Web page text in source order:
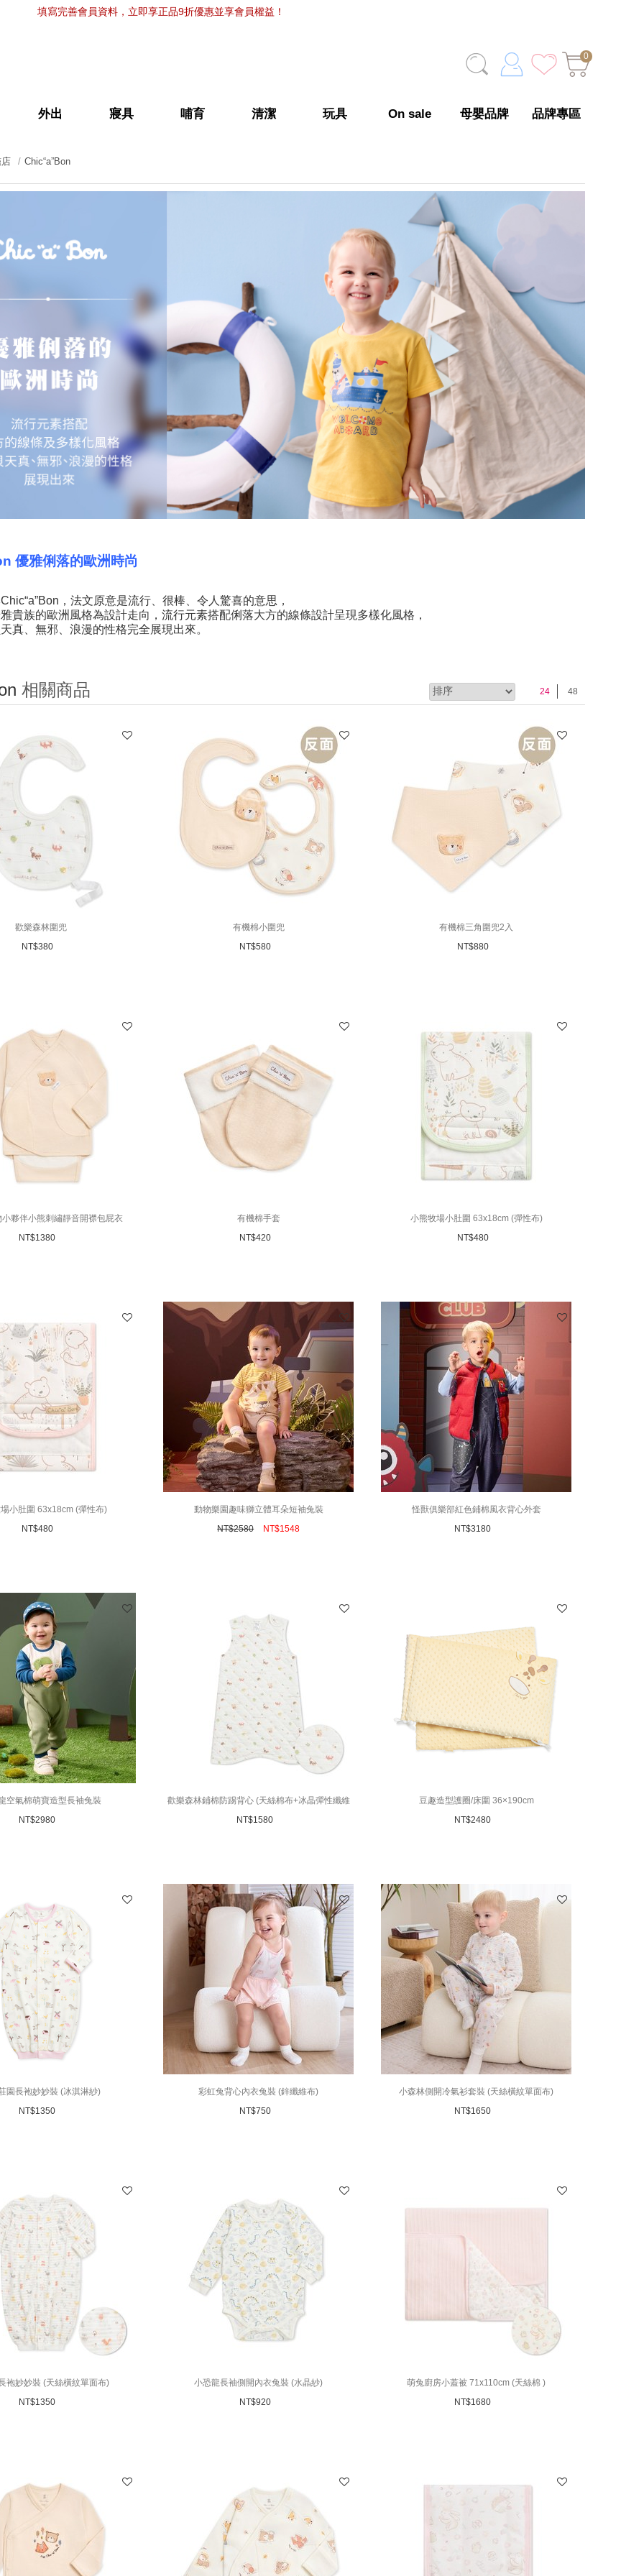
填寫完善會員資料，立即享正品9折優惠並享會員權益！
0
外出 寢具 哺育 清潔 玩具 On sale 母嬰品牌 品牌專區
Chic“a”Bon
優雅俐落的歐洲時尚
，法文原意是流行、很棒、令人驚喜的意思，
貴族的歐洲風格為設計走向，流行元素搭配俐落大方的線條設計呈現多樣化風格，
真、無邪、浪漫的性格完全展現出來。
相關商品 24 48
歡樂森林圍兜
NT$380
有機棉小圍兜
NT$580
有機棉三角圍兜2入
NT$880
夥伴小熊刺繡靜音開襟包屁衣
NT$1380
有機棉手套
NT$420
小熊牧場小肚圍 63x18cm (彈性布)
NT$480
小肚圍 63x18cm (彈性布)
NT$480
動物樂園趣味獅立體耳朵短袖兔裝
NT$2580 NT$1548
怪獸俱樂部紅色鋪棉風衣背心外套
NT$3180
空氣棉萌寶造型長袖兔裝
NT$2980
歡樂森林鋪棉防踢背心 (天絲棉布+冰晶彈性纖維
NT$1580
豆趣造型護圈/床圍 36×190cm
NT$2480
園長袍妙妙裝 (冰淇淋紗)
NT$1350
彩虹兔背心內衣兔裝 (鋅纖維布)
NT$750
小森林側開冷氣衫套裝 (天絲橫紋單面布)
NT$1650
袍妙妙裝 (天絲橫紋單面布)
NT$1350
小恐龍長袖側開內衣兔裝 (水晶紗)
NT$920
萌兔廚房小蓋被 71x110cm (天絲棉 )
NT$1680